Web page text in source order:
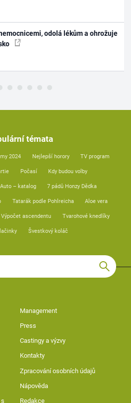
odolá lékům a ohrožuje
témata
2024 Nejlepší horory TV program
Počasí Kdy budou volby
Auto – katalog 7 pádů Honzy Dědka
Tatarák podle Pohlreicha Aloe vera
Výpočet ascendentu Tvarohové knedlíky
Švestkový koláč
Management
Press
Castingy a výzvy
Kontakty
Zpracování osobních údajů
Nápověda
Redakce